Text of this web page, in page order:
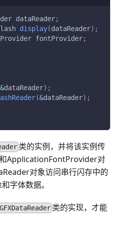
dataReader;
display(dataReader) ;
fontProvider;
&dataReader) ;
(&dataReader) ;
类的实例，并将该实例传
ApplicationFontProvider对
对象访问串行闪存中的
字体数据。
类的实现，才能